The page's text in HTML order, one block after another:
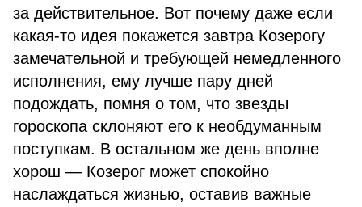
за действительное. Вот почему даже если
какая-то идея покажется завтра Козерогу
замечательной и требующей немедленного
исполнения, ему лучше пару дней
подождать, помня о том, что звезды
гороскопа склоняют его к необдуманным
поступкам. В остальном же день вполне
хорош — Козерог может спокойно
наслаждаться жизнью, оставив важные